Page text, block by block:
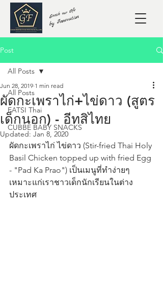
Enrich our Life
by Innovation
Post
All Posts
EATSI Thai
CUBBE BABY SNACKS
All Posts
ผัดกะเพราไก่+ไข่ดาว (สูตร
เด็กนอก) - อีทสิไทย
Jun 28, 2019 1 min read
Updated: Jan 8, 2020
ผัดกะเพราไก่ ไข่ดาว (Stir-fried Thai Holy
Basil Chicken topped up with fried Egg
- "Pad Ka Prao") เป็นเมนูที่ทำง่ายๆ
เหมาะแก่เราชาวเด็กนักเรียนในต่าง
ประเทศ